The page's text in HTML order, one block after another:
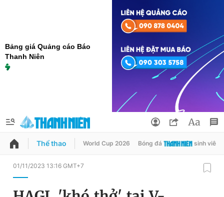
Bảng giá Quảng cáo Báo
Thanh Niên
QUẢNG CÁO ĐẶT BÁO
Thể thao World Cup 2026 Bóng đá sinh viên
01/11/2023 13:16 GMT+7